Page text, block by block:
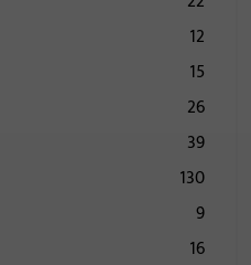
12
15
26
39
130
9
16